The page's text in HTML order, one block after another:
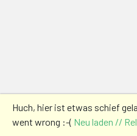
Huch, hier ist etwas schief
went wrong :-( Neu laden //